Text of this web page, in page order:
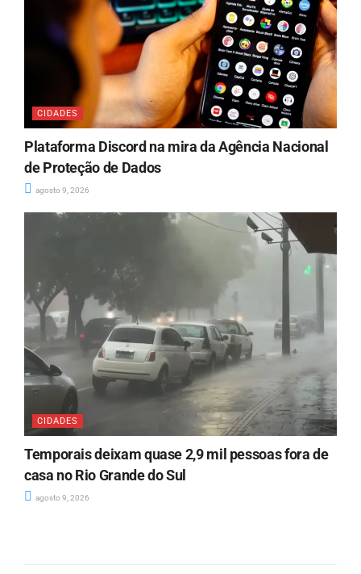
CIDADES
Plataforma Discord na mira da Agência Nacional
de Proteção de Dados
agosto 9, 2026
CIDADES
Temporais deixam quase 2,9 mil pessoas fora de
casa no Rio Grande do Sul
agosto 9, 2026